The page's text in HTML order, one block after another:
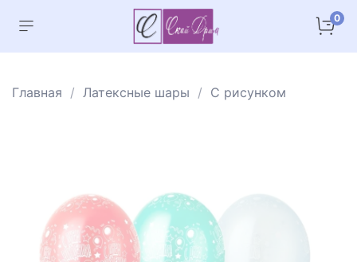
0
Главная Латексные шары С рисунком